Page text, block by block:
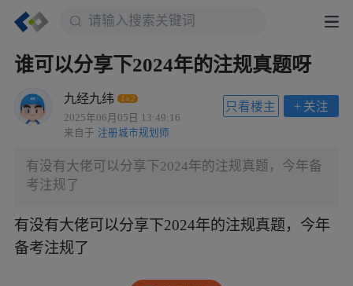
谁可以分享下2024年的注规真题呀
九经九纬 Lv.2
2025年06月05日 13:49:16
来自于 注册城市规划师
+ 关注
只看楼主
有没有大佬可以分享下2024年的注规真题，今年备
考注规了
有没有大佬可以分享下2024年的注规真题，今年
备考注规了